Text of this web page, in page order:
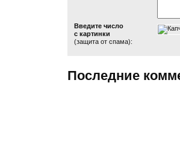
Введите число
с картинки
(защита от спама):
Последние